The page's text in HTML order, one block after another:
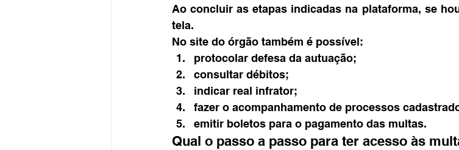
Ao concluir as etapas indicadas na plataforma, se
tela.
No site do órgão também é possível:
protocolar defesa da autuação;
consultar débitos;
indicar real infrator;
fazer o acompanhamento de processos
emitir boletos para o pagamento das multas.
Qual o passo a passo para ter acesso às